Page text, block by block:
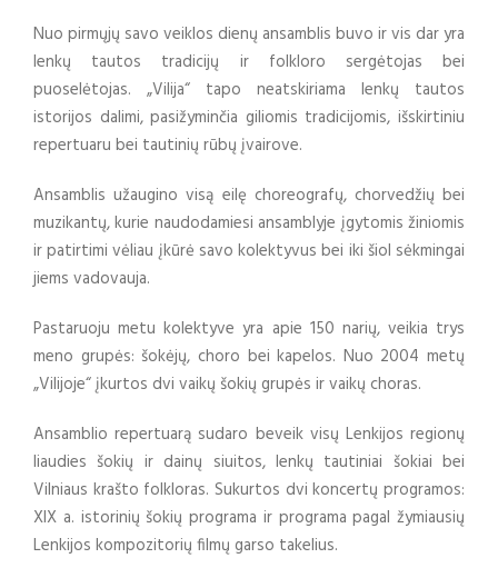
Nuo pirmųjų savo veiklos dienų ansamblis buvo ir vis dar yra
lenkų tautos tradicijų ir folkloro sergėtojas bei
puoselėtojas. „Vilija“ tapo neatskiriama lenkų tautos
istorijos dalimi, pasižyminčia giliomis tradicijomis, išskirtiniu
repertuaru bei tautinių rūbų įvairove.
Ansamblis užaugino visą eilę choreografų, chorvedžių bei
muzikantų, kurie naudodamiesi ansamblyje įgytomis žiniomis
ir patirtimi vėliau įkūrė savo kolektyvus bei iki šiol sėkmingai
jiems vadovauja.
Pastaruoju metu kolektyve yra apie 150 narių, veikia trys
meno grupės: šokėjų, choro bei kapelos. Nuo 2004 metų
„Vilijoje“ įkurtos dvi vaikų šokių grupės ir vaikų choras.
Ansamblio repertuarą sudaro beveik visų Lenkijos regionų
liaudies šokių ir dainų siuitos, lenkų tautiniai šokiai bei
Vilniaus krašto folkloras. Sukurtos dvi koncertų programos:
XIX a. istorinių šokių programa ir programa pagal žymiausių
Lenkijos kompozitorių filmų garso takelius.